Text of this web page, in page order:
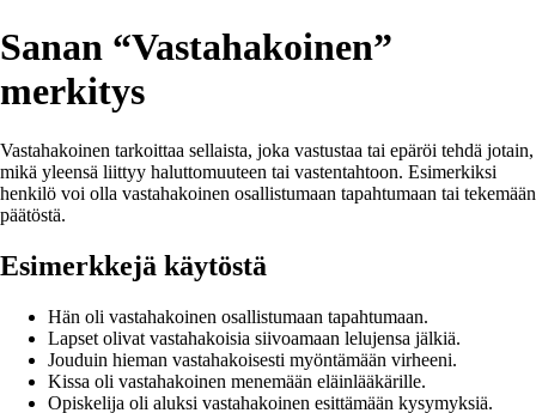
Sanan “Vastahakoinen”
merkitys
Vastahakoinen tarkoittaa sellaista, joka vastustaa tai epäröi tehdä jotain,
mikä yleensä liittyy haluttomuuteen tai vastentahtoon. Esimerkiksi
henkilö voi olla vastahakoinen osallistumaan tapahtumaan tai tekemään
päätöstä.
Esimerkkejä käytöstä
Hän oli vastahakoinen osallistumaan tapahtumaan.
Lapset olivat vastahakoisia siivoamaan lelujensa jälkiä.
Jouduin hieman vastahakoisesti myöntämään virheeni.
Kissa oli vastahakoinen menemään eläinlääkärille.
Opiskelija oli aluksi vastahakoinen esittämään kysymyksiä.